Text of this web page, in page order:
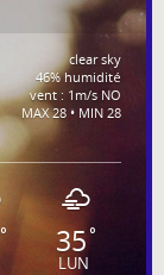
clear sky
46% humidité
vent : 1m/s NO
MAX 28 • MIN 28
° 35°
LUN